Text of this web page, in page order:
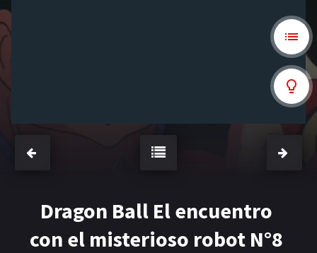
PELÍCULAS
MANGAS
Dragon Ball El encuentro
con el misterioso robot N°8